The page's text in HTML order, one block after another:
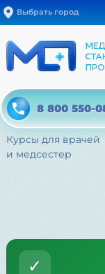
Выбрать город
8 800 550-
Курсы для врачей
и медсестер
✓